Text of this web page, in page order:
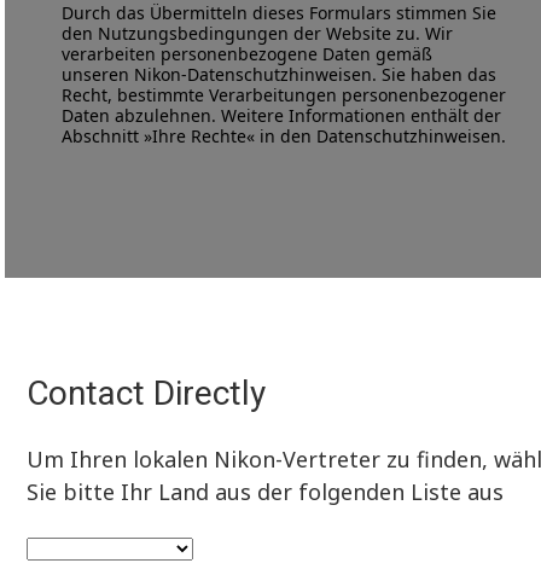
Durch das Übermitteln dieses Formulars stimmen Sie
den Nutzungsbedingungen der Website zu. Wir
verarbeiten personenbezogene Daten gemäß
unseren Nikon-Datenschutzhinweisen. Sie haben das
Recht, bestimmte Verarbeitungen personenbezogener
Daten abzulehnen. Weitere Informationen enthält der
Abschnitt »Ihre Rechte« in den Datenschutzhinweisen.
Contact Directly
Um Ihren lokalen Nikon-Vertreter zu finden,
Sie bitte Ihr Land aus der folgenden Liste aus